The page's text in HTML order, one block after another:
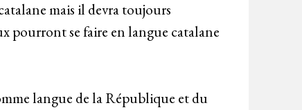
mais il devra toujours
pourront se faire en langue catalane
langue de la République et du